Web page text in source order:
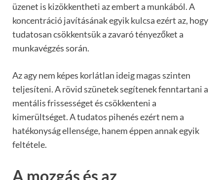
üzenet is kizökkentheti az embert a munkából. A
koncentráció javításának egyik kulcsa ezért az, hogy
tudatosan csökkentsük a zavaró tényezőket a
munkavégzés során.
Az agy nem képes korlátlan ideig magas szinten
teljesíteni. A rövid szünetek segítenek fenntartani a
mentális frissességet és csökkenteni a
kimerültséget. A tudatos pihenés ezért nem a
hatékonyság ellensége, hanem éppen annak egyik
feltétele.
A mozgás és az